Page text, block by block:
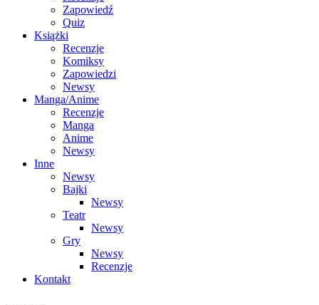
Zapowiedź
Quiz
Książki
Recenzje
Komiksy
Zapowiedzi
Newsy
Manga/Anime
Recenzje
Manga
Anime
Newsy
Inne
Newsy
Bajki
Newsy
Teatr
Newsy
Gry
Newsy
Recenzje
Kontakt